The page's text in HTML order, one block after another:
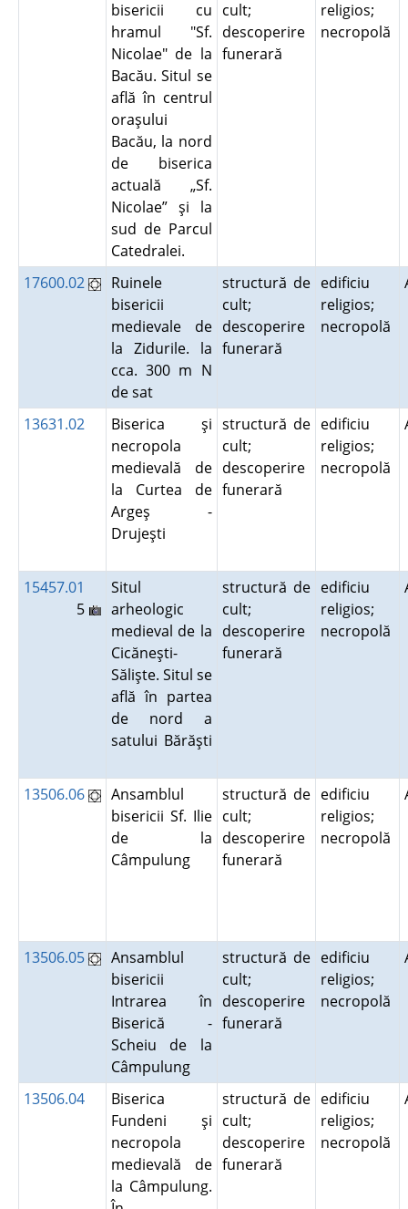
bisericii cu
hramul "Sf.
Nicolae" de la
Bacău. Situl se
află în centrul
oraşului
Bacău, la nord
de biserica
actuală „Sf.
Nicolae” şi la
sud de Parcul
Catedralei.
cult;
descoperire
funerară
religios;
necropolă
17600.02
Ruinele
bisericii
medievale de
la Zidurile. la
cca. 300 m N
de sat
structură de
cult;
descoperire
funerară
edificiu
religios;
necropolă
13631.02
Biserica şi
necropola
medievală de
la Curtea de
Argeş -
Drujeşti
structură de
cult;
descoperire
funerară
edificiu
religios;
necropolă
15457.01
5
Situl
arheologic
medieval de la
Cicăneşti-
Sălişte. Situl se
află în partea
de nord a
satului Bărăşti
structură de
cult;
descoperire
funerară
edificiu
religios;
necropolă
13506.06
Ansamblul
bisericii Sf. Ilie
de la
Câmpulung
structură de
cult;
descoperire
funerară
edificiu
religios;
necropolă
13506.05
Ansamblul
bisericii
Intrarea în
Biserică -
Scheiu de la
Câmpulung
structură de
cult;
descoperire
funerară
edificiu
religios;
necropolă
13506.04
Biserica
Fundeni şi
necropola
medievală de
la Câmpulung.
structură de
cult;
descoperire
funerară
edificiu
religios;
necropolă